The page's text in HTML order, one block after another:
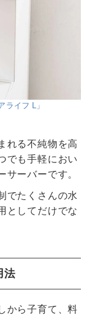
ライフ L」
れる不純物を高
でも手軽におい
サーバーです。
でたくさんの水
としてだけでな
法
から子育て、料